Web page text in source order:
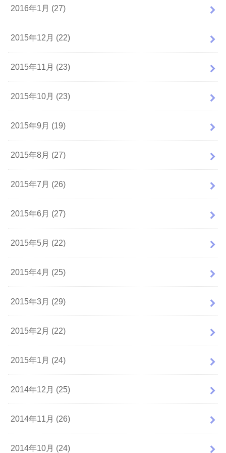
2016年1月 (27)
2015年12月 (22)
2015年11月 (23)
2015年10月 (23)
2015年9月 (19)
2015年8月 (27)
2015年7月 (26)
2015年6月 (27)
2015年5月 (22)
2015年4月 (25)
2015年3月 (29)
2015年2月 (22)
2015年1月 (24)
2014年12月 (25)
2014年11月 (26)
2014年10月 (24)